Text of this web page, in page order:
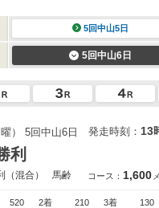
5回中山5日
5回中山6日
） 5回中山6日 発走時刻： 13
利
（混合） 馬齢 コース： 1,600
520 2着 210 3着 130